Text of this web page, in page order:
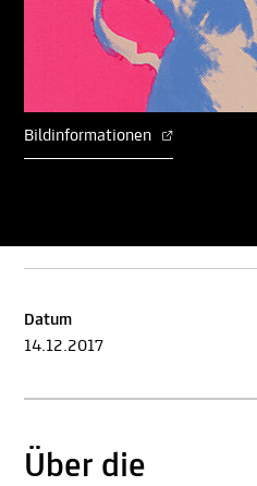
Bildinformationen
Datum
14.12.2017
Über die